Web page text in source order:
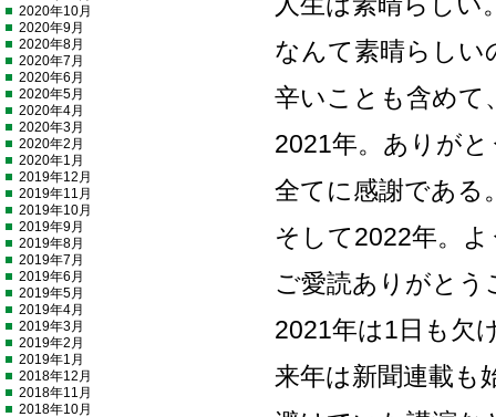
なんて素晴らしい
辛いことも含めて
2021年。ありがと
全てに感謝である
そして2022年。
ご愛読ありがとう
2021年は1日も欠
来年は新聞連載も
2020年10月
2020年9月
2020年8月
2020年7月
2020年6月
2020年5月
2020年4月
2020年3月
2020年2月
2020年1月
2019年12月
2019年11月
2019年10月
2019年9月
2019年8月
2019年7月
2019年6月
2019年5月
2019年4月
2019年3月
2019年2月
2019年1月
2018年12月
2018年11月
2018年10月